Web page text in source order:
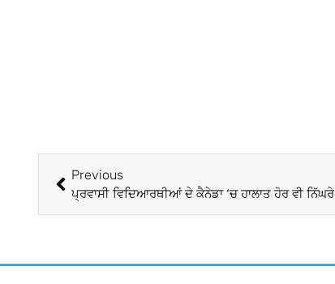
Previous
ਪ੍ਰਵਾਸੀ ਵਿਦਿਆਰਥੀਆਂ ਦੇ ਕੈਨੇਡਾ ‘ਚ ਹਾਲਾਤ ਹੋਰ ਵੀ ਨਿੱਘਰੇ